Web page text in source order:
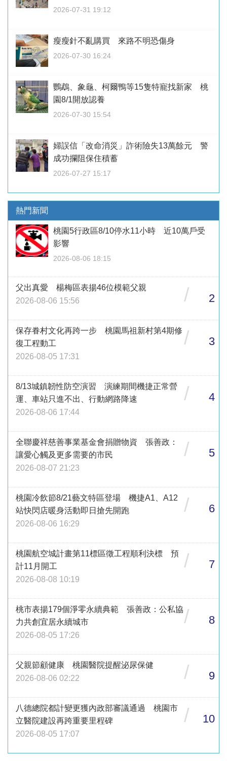
2026-07-31 19:12
瘦瘦針不亂購買 來路不明恐傷身
2026-07-30 16:24
鸚鵡、象龜、柯爾鴨等15隻特寵找新家 桃
園8/1開放認養
2026-07-30 15:54
婦誤信「改命消災」詐術險失13萬餘元 警
成功攔阻保住積蓄
2026-07-27 15:17
熱門新聞
桃園5行政區8/10停水11小時 近10萬戶受
影響
2026-08-06 18:15
父出真愛 楊梅區表揚46位模範父親
2026-08-06 15:56
/ 2
保存眷村文化再跨一步 桃園馬祖新村第4期修
復工程動工
2026-08-05 17:31
/ 3
8/13城鎮韌性防空演習 演練期間機捷正常營
運、車站只進不出、行動網路降速
2026-08-06 17:44
/ 4
全聯慶祥慈善事業基金會捐贈物資 張善政：
讓愛心觸及更多需要的市民
2026-08-07 21:23
/ 5
桃園冷飲節8/21藝文特區登場 機捷A1、A12
站快閃店暖身活動即日搶先開跑
2026-08-06 16:29
/ 6
桃園航空城計畫第11標區徵工程順利決標 預
計11月開工
2026-08-08 10:19
/ 7
桃市表揚179個淨零永續典範 張善政：公私協
力共創宜居永續城市
2026-08-05 17:26
/ 8
父親節顧健康 桃園醫院提醒泌尿保健
2026-08-06 02:22
/ 9
八德總院都計變更獲內政部審議通過 桃園市
立醫院建設再跨重要里程碑
2026-08-05 17:07
/ 10